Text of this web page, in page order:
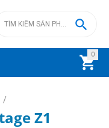
0


/
Z1